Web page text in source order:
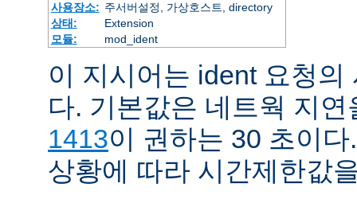
사용장소: 주서버설정, 가상호스트, directory
상태:
Extension
모듈:
mod_ident
이 지시어는 ident 요청
다. 기본값은 네트웍 지
1413이 권하는 30 초이
상황에 따라 시간제한값